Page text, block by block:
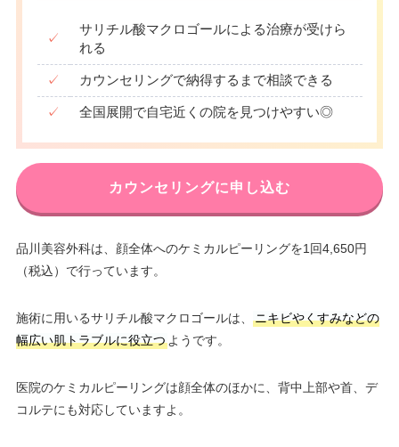
✓
サリチル酸マクロゴールによる治療が受けら
れる
✓ カウンセリングで納得するまで相談できる
✓ 全国展開で自宅近くの院を見つけやすい◎
カウンセリングに申し込む
品川美容外科は、顔全体へのケミカルピーリングを1回4,650円
（税込）で行っています。
施術に用いるサリチル酸マクロゴールは、
ニキビやくすみなどの
幅広い肌トラブルに役立つようです。
医院のケミカルピーリングは顔全体のほかに、背中上部や首、デ
コルテにも対応していますよ。